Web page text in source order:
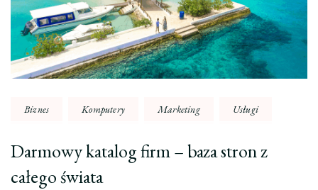
Biznes Komputery Marketing Usługi
Darmowy katalog firm – baza stron z
całego świata